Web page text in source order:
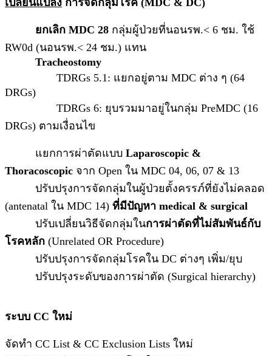
ยกเลิก MDC 28 กลุ่มผู้ป่วยที่นอนรพ.< 6 ชม. ใช้
RW0d (นอนรพ.< 24 ชม.) แทน
Tracheostomy
TDRGs 5.1: แยกอยู่ตาม MDC ต่าง ๆ (64
DRGs)
TDRGs 6: ยุบรวมมาอยู่ในกลุ่ม PreMDC (16
DRGs) ตามเงื่อนไข
แยกการผ่าตัดแบบ Laparoscopic &
Thoracoscopic จาก Open ใน MDC 04, 06, 07 & 13
ปรับปรุงการจัดกลุ่มในผู้ป่วยตั้งครรภ์ที่ยังไม่คลอด
(antenatal ใน MDC 14) ที่มีปัญหา medical & surgical
ปรับเปลี่ยนวิธีจัดกลุ่มในการผ่าตัดที่ไม่สัมพันธ์กับ
โรคหลัก (Unrelated OR Procedure)
ปรับปรุงการจัดกลุ่มโรคใน DC ต่างๆ เพิ่ม/ยุบ
ปรับปรุงระดับของการผ่าตัด (Surgical hierarchy)
ระบบ CC ใหม่
จัดทำ CC List & CC Exclusion Lists ใหม่